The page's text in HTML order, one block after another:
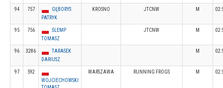
94 757
GĘBORYS
PATRYK
KROSNO JTCNW M
95 756
ŚLEMP
TOMASZ
JTCNW M
96 3286
TARASEK
DARIUSZ
M
97
592
WOJCIECHOWSKI
WARSZAWA RUNNING FROGS M